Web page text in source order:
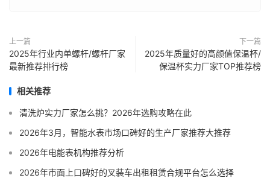
上一篇
2025年行业内单螺杆/螺杆厂家
最新推荐排行榜
下一篇
2025年质量好的高颜值保温杯/
保温杯实力厂家TOP推荐榜
相关推荐
清洗炉实力厂家怎么挑？2026年选购攻略在此
2026年3月，智能水表市场口碑好的生产厂家推荐大推荐
2026年电能表机构推荐分析
2026年市面上口碑好的叉装车出租租赁合规平台怎么选择